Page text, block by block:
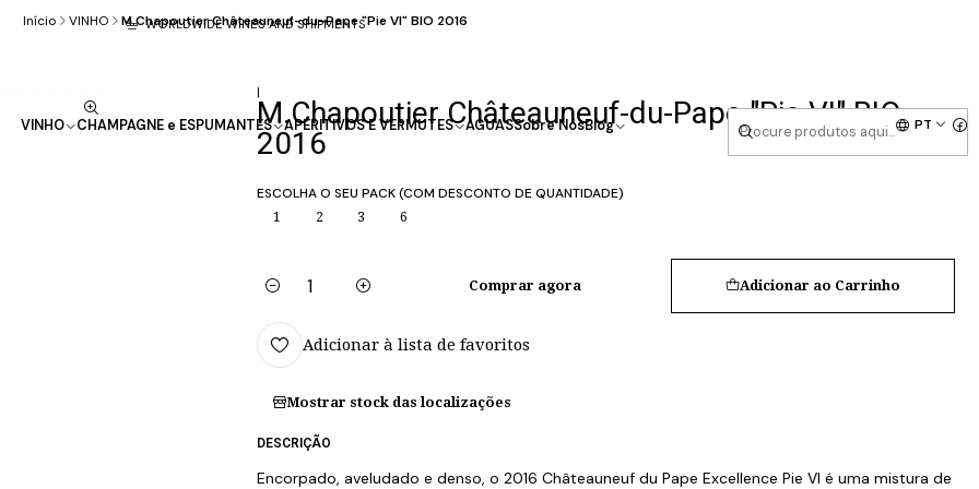
VINHO CHAMPAGNE e ESPUMANTES APERITIVOS E VERMUTES AGUASSobre NósBlog PT
WORLDWIDE WINES AND SHIPMENTS
Início VINHO M.Chapoutier Châteauneuf-du-Pape "Pie VI" BIO 2016
|
M.Chapoutier Châteauneuf-du-Pape "Pie VI" BIO
2016
ESCOLHA O SEU PACK (COM DESCONTO DE QUANTIDADE)
1 2 3 6
Quantidade
Adicionar ao Carrinho
Comprar agora
Adicionar à lista de favoritos
Mostrar stock das localizações
DESCRIÇÃO
Encorpado, aveludado e denso, o 2016 Châteauneuf du Pape Excellence Pie VI é uma mistura de